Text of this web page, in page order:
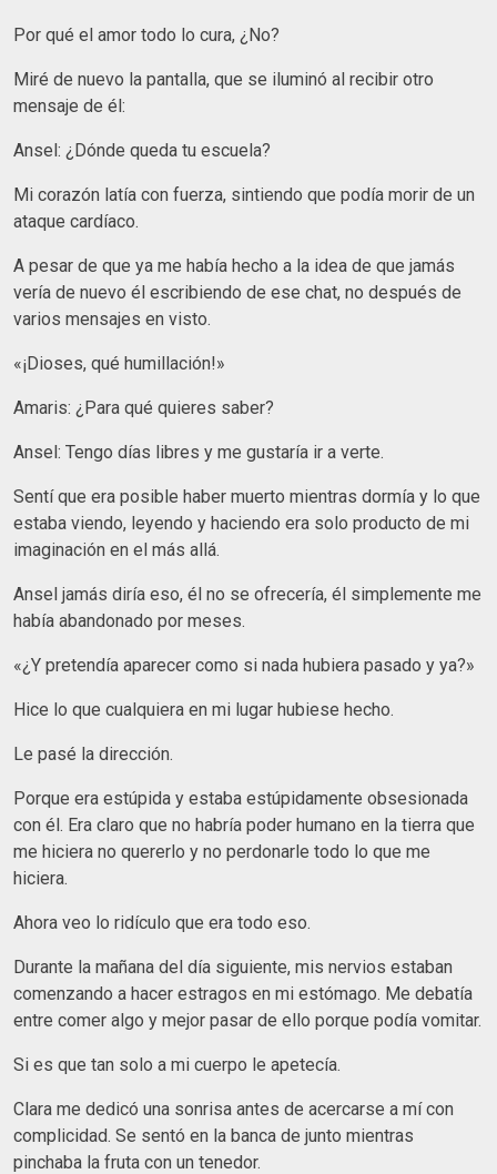
Por qué el amor todo lo cura, ¿No?
Miré de nuevo la pantalla, que se iluminó al recibir otro
mensaje de él:
Ansel: ¿Dónde queda tu escuela?
Mi corazón latía con fuerza, sintiendo que podía morir de un
ataque cardíaco.
A pesar de que ya me había hecho a la idea de que jamás
vería de nuevo él escribiendo de ese chat, no después de
varios mensajes en visto.
«¡Dioses, qué humillación!»
Amaris: ¿Para qué quieres saber?
Ansel: Tengo días libres y me gustaría ir a verte.
Sentí que era posible haber muerto mientras dormía y lo que
estaba viendo, leyendo y haciendo era solo producto de mi
imaginación en el más allá.
Ansel jamás diría eso, él no se ofrecería, él simplemente me
había abandonado por meses.
«¿Y pretendía aparecer como si nada hubiera pasado y ya?»
Hice lo que cualquiera en mi lugar hubiese hecho.
Le pasé la dirección.
Porque era estúpida y estaba estúpidamente obsesionada
con él. Era claro que no habría poder humano en la tierra que
me hiciera no quererlo y no perdonarle todo lo que me
hiciera.
Ahora veo lo ridículo que era todo eso.
Durante la mañana del día siguiente, mis nervios estaban
comenzando a hacer estragos en mi estómago. Me debatía
entre comer algo y mejor pasar de ello porque podía vomitar.
Si es que tan solo a mi cuerpo le apetecía.
Clara me dedicó una sonrisa antes de acercarse a mí con
complicidad. Se sentó en la banca de junto mientras
pinchaba la fruta con un tenedor.